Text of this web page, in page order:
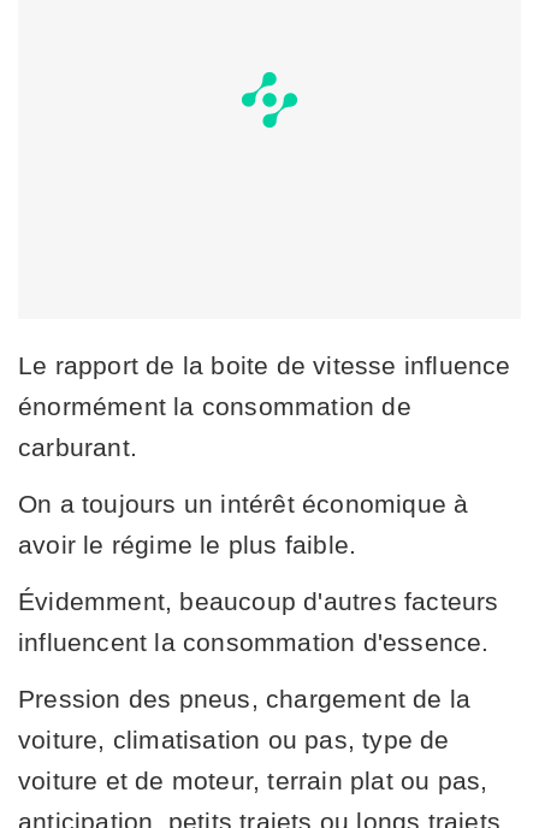
Le rapport de la boite de vitesse influence
énormément la consommation de
carburant.
On a toujours un intérêt économique à
avoir le régime le plus faible.
Évidemment, beaucoup d'autres facteurs
influencent la consommation d'essence.
Pression des pneus, chargement de la
voiture, climatisation ou pas, type de
voiture et de moteur, terrain plat ou pas,
anticipation, petits trajets ou longs trajets,